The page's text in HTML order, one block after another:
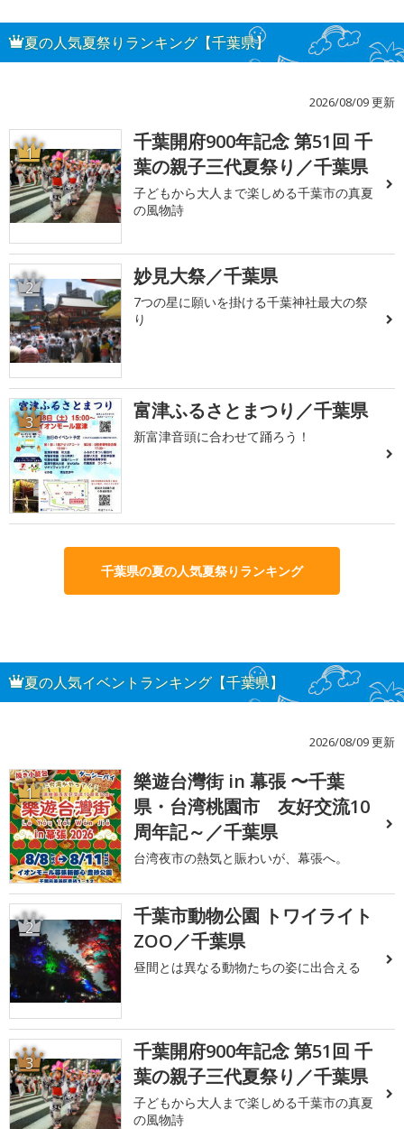
夏の人気夏祭りランキング【千葉県】
2026/08/09 更新
1
千葉開府900年記念 第51回 千
葉の親子三代夏祭り／千葉県
子どもから大人まで楽しめる千葉市の真夏
の風物詩
2 妙見大祭／千葉県
7つの星に願いを掛ける千葉神社最大の祭
り
3 富津ふるさとまつり／千葉県
新富津音頭に合わせて踊ろう！
千葉県の夏の人気夏祭りランキング
夏の人気イベントランキング【千葉県】
2026/08/09 更新
1
樂遊台灣街 in 幕張 〜千葉
県・台湾桃園市 友好交流10
周年記～／千葉県
台湾夜市の熱気と賑わいが、幕張へ。
2
千葉市動物公園 トワイライト
ZOO／千葉県
昼間とは異なる動物たちの姿に出合える
3
千葉開府900年記念 第51回 千
葉の親子三代夏祭り／千葉県
子どもから大人まで楽しめる千葉市の真夏
の風物詩